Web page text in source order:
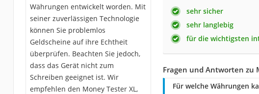
Währungen entwickelt worden. Mit
seiner zuverlässigen Technologie
können Sie problemlos
Geldscheine auf ihre Echtheit
überprüfen. Beachten Sie jedoch,
dass das Gerät nicht zum
Schreiben geeignet ist. Wir
empfehlen den Money Tester XL,
sehr sicher
sehr langlebig
für die wichtigsten
Fragen und Antworten zu
Für welche Währungen